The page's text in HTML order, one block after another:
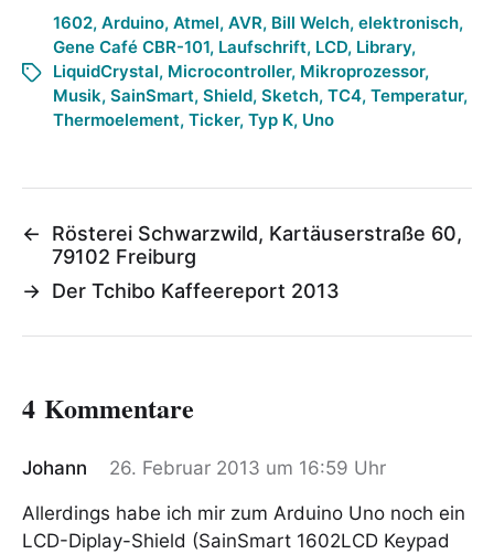
1602, Arduino, Atmel, AVR, Bill Welch, elektronisch,
Gene Café CBR-101, Laufschrift, LCD, Library,
LiquidCrystal, Microcontroller, Mikroprozessor,
Musik, SainSmart, Shield, Sketch, TC4, Temperatur,
Thermoelement, Ticker, Typ K, Uno
←
Rösterei Schwarzwild, Kartäuserstraße 60,
79102 Freiburg
→ Der Tchibo Kaffeereport 2013
4 Kommentare
Johann 26. Februar 2013 um 16:59 Uhr
Allerdings habe ich mir zum Arduino Uno noch ein
LCD-Diplay-Shield (SainSmart 1602LCD Keypad